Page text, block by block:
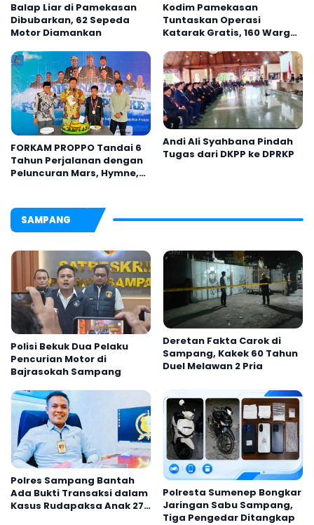
Balap Liar di Pamekasan
Dibubarkan, 62 Sepeda
Motor Diamankan
Kodim Pamekasan
Tuntaskan Operasi
Katarak Gratis, 160 Warga
Jelas
FORKAM PROPPO Tandai 6
Tahun Perjalanan dengan
Peluncuran Mars, Hymne,
Andi Ali Syahbana Pindah
Tugas dari DKPP ke DPRKP
SAMPANG
Polisi Bekuk Dua Pelaku
Pencurian Motor di
Bajrasokah Sampang
Deretan Fakta Carok di
Sampang, Kakek 60 Tahun
Duel Melawan 2 Pria
Polres Sampang Bantah
Ada Bukti Transaksi dalam
Kasus Rudapaksa Anak 27
Polresta Sumenep Bongkar
Jaringan Sabu Sampang,
Tiga Pengedar Ditangkap